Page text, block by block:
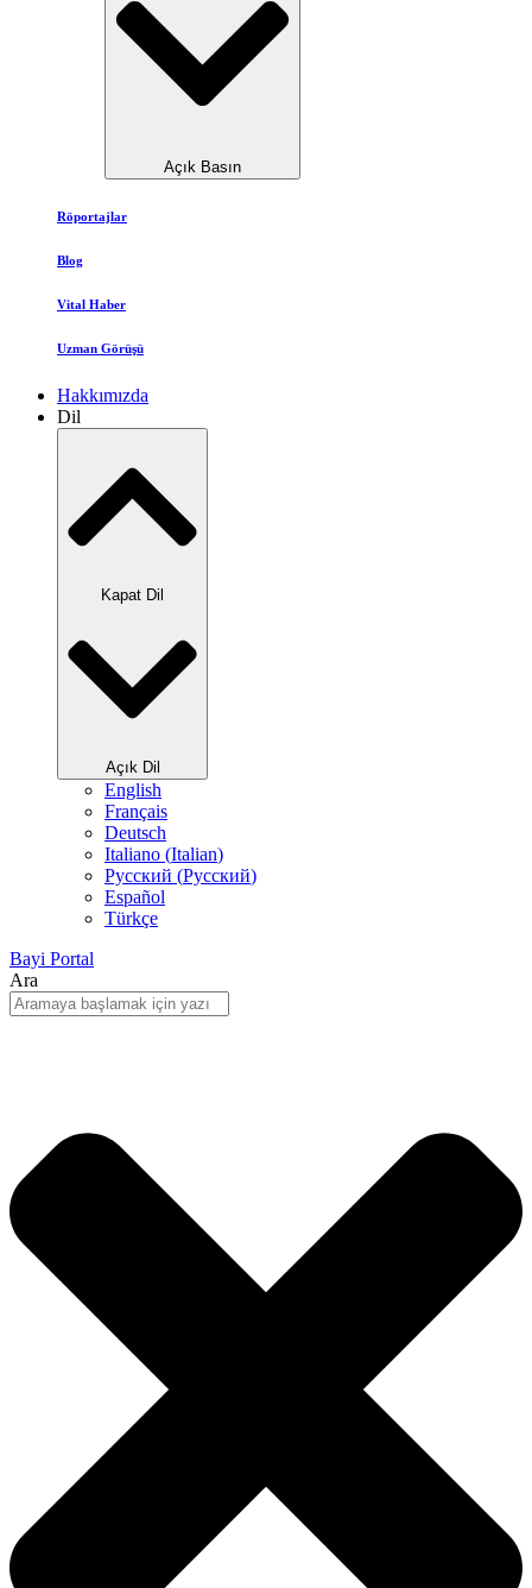
Açık Basın
Röportajlar
Blog
Vital Haber
Uzman Görüşü
Hakkımızda
Dil
Kapat Dil
Açık Dil
English
Français
Deutsch
Italiano (Italian)
Русский (Pусский)
Español
Türkçe
Bayi Portal
Ara